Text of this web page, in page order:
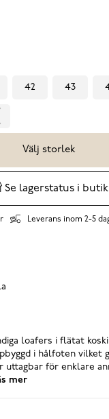
42 43
Välj storlek
Se lagerstatus i butik
Leverans inom 2-5
loafers i flätat
i hålfoten vilket
för enklare
mer